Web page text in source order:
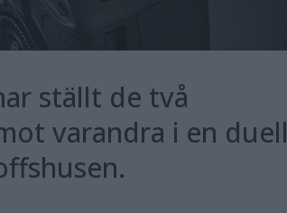
ställt de två
varandra i en duell